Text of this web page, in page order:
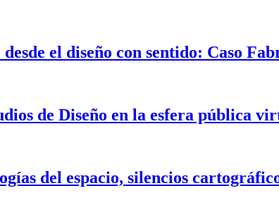
el diseño con sentido: Caso
de Diseño en la esfera pública
del espacio, silencios